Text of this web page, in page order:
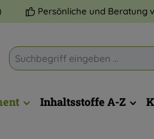
Persönliche und Beratung
Inhaltsstoffe A-Z